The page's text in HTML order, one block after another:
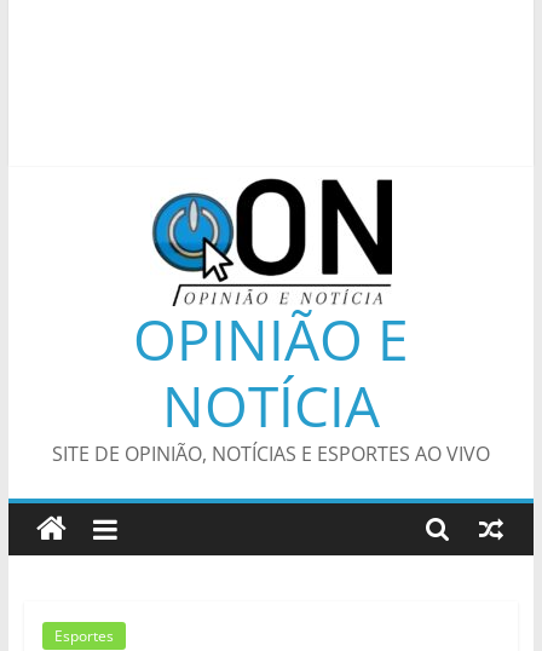
OPINIÃO E
NOTÍCIA
SITE DE OPINIÃO, NOTÍCIAS E ESPORTES AO VIVO
Esportes